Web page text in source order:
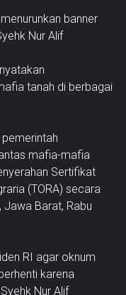
banner
Nur Alif
tanah di berbagai
mafia-mafia
Sertifikat
(TORA) secara
Jawa Barat, Rabu
RI agar oknum
karena
Nur Alif